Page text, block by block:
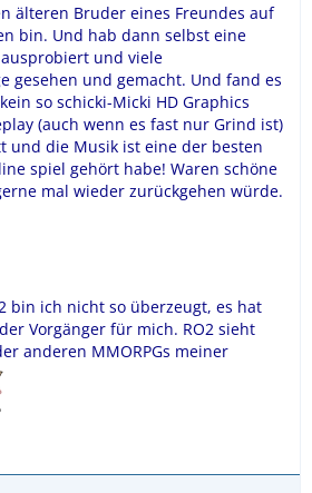
älteren Bruder eines Freundes auf
bin. Und hab dann selbst eine
und viele
gesehen und gemacht. Und fand es
so schicki-Micki HD Graphics
(auch wenn es fast nur Grind ist)
und die Musik ist eine der besten
spiel gehört habe! Waren schöne
mal wieder zurückgehen würde.
bin ich nicht so überzeugt, es hat
Vorgänger für mich. RO2 sieht
anderen MMORPGs meiner